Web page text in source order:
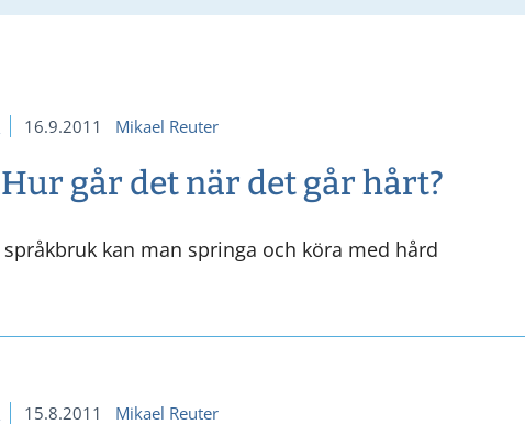
16.9.2011 Mikael Reuter
går det när det går hårt?
kan man springa och köra med hård
15.8.2011 Mikael Reuter